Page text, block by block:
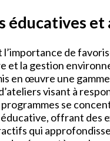
éducatives et
l’importance de
et la gestion
en œuvre une
visant à
se
offrant des
qui